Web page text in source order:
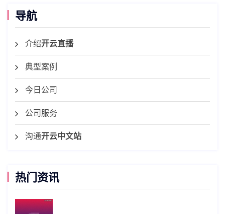
导航
介绍开云直播
典型案例
今日公司
公司服务
沟通开云中文站
热门资讯